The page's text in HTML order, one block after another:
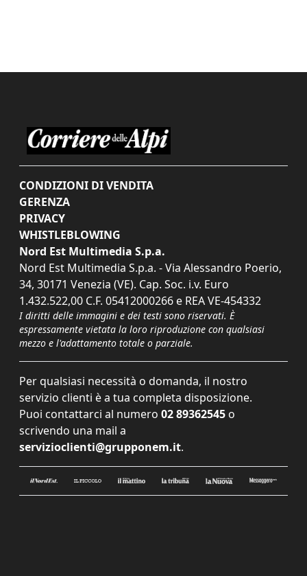
CONDIZIONI DI VENDITA
GERENZA
PRIVACY
WHISTLEBLOWING
Nord Est Multimedia S.p.a.
Nord Est Multimedia S.p.a. - Via Alessandro Poerio,
34, 30171 Venezia (VE). Cap. Soc. i.v. Euro
1.432.522,00 C.F. 05412000266 e REA VE-454332
I diritti delle immagini e dei testi sono riservati. È
espressamente vietata la loro riproduzione con qualsiasi
mezzo e l'adattamento totale o parziale.
Per qualsiasi necessità o domanda, il nostro
servizio clienti è a tua completa disposizione.
Puoi contattarci al numero 02 89362545 o
scrivendo una mail a
servizioclienti@grupponem.it.